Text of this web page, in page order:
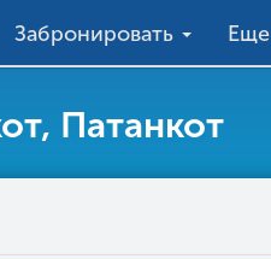
Забронировать Еще
Патанкот